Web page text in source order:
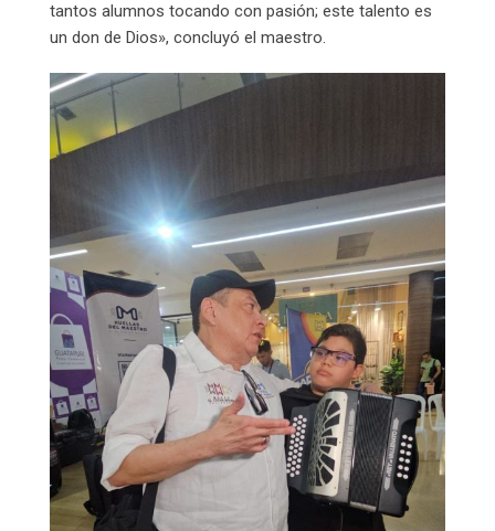
tantos alumnos tocando con pasión; este talento es
un don de Dios», concluyó el maestro.